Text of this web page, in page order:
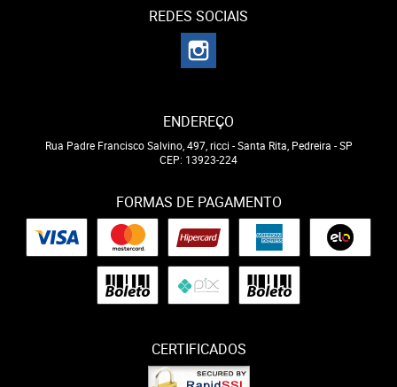
REDES SOCIAIS
ENDEREÇO
Rua Padre Francisco Salvino, 497, ricci -Santa Rita, Pedreira -SP
CEP: 13923-224
FORMAS DE PAGAMENTO
CERTIFICADOS